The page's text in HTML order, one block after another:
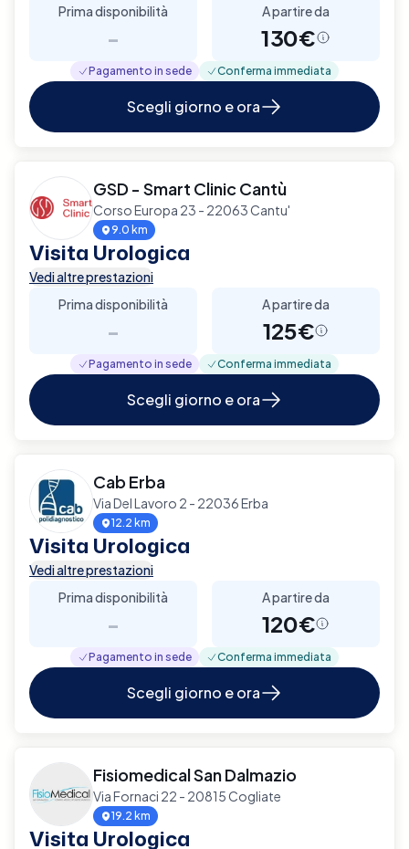
Prima disponibilità
-
A partire da
130€
Pagamento in sede Conferma immediata
Scegli giorno e ora
GSD - Smart Clinic Cantù
Corso Europa 23 - 22063 Cantu'
9.0 km
Visita Urologica
Vedi altre prestazioni
Prima disponibilità
-
A partire da
125€
Pagamento in sede Conferma immediata
Scegli giorno e ora
Cab Erba
Via Del Lavoro 2 - 22036 Erba
12.2 km
Visita Urologica
Vedi altre prestazioni
Prima disponibilità
-
A partire da
120€
Pagamento in sede Conferma immediata
Scegli giorno e ora
Fisiomedical San Dalmazio
Via Fornaci 22 - 20815 Cogliate
19.2 km
Visita Urologica